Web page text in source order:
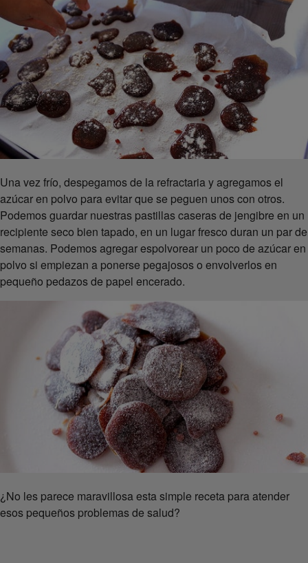
Una vez frío, despegamos de la refractaria y agregamos el
azúcar en polvo para evitar que se peguen unos con otros.
Podemos guardar nuestras pastillas caseras de jengibre en un
recipiente seco bien tapado, en un lugar fresco duran un par de
semanas. Podemos agregar espolvorear un poco de azúcar en
polvo si empiezan a ponerse pegajosos o envolverlos en
pequeño pedazos de papel encerado.
¿No les parece maravillosa esta simple receta para atender
esos pequeños problemas de salud?